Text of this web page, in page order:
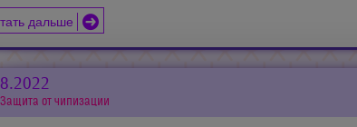
дальше
Защита от чипизации